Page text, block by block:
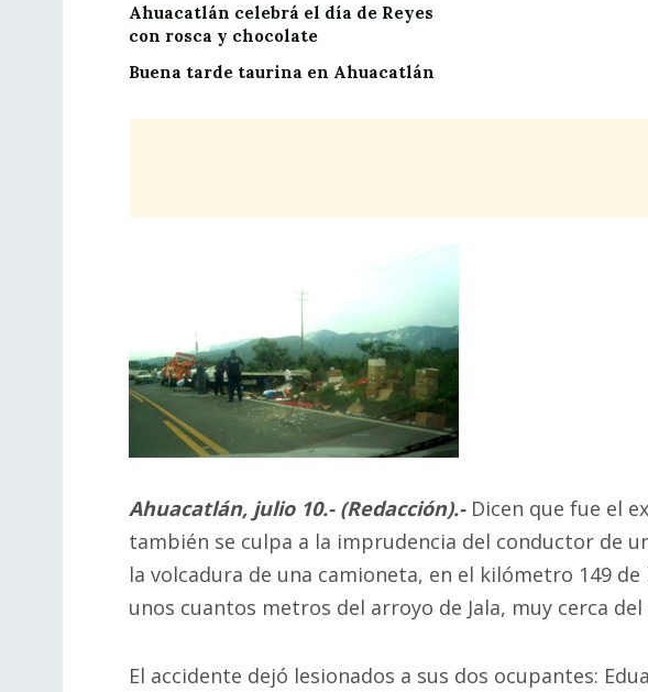
Ahuacatlán celebrá el día de Reyes
con rosca y chocolate
Buena tarde taurina en Ahuacatlán
Ahuacatlán, julio 10.- (Redacción).- Dicen que fue el
también se culpa a la imprudencia del conductor de
la volcadura de una camioneta, en el kilómetro 149
unos cuantos metros del arroyo de Jala, muy cerca
El accidente dejó lesionados a sus dos ocupantes: